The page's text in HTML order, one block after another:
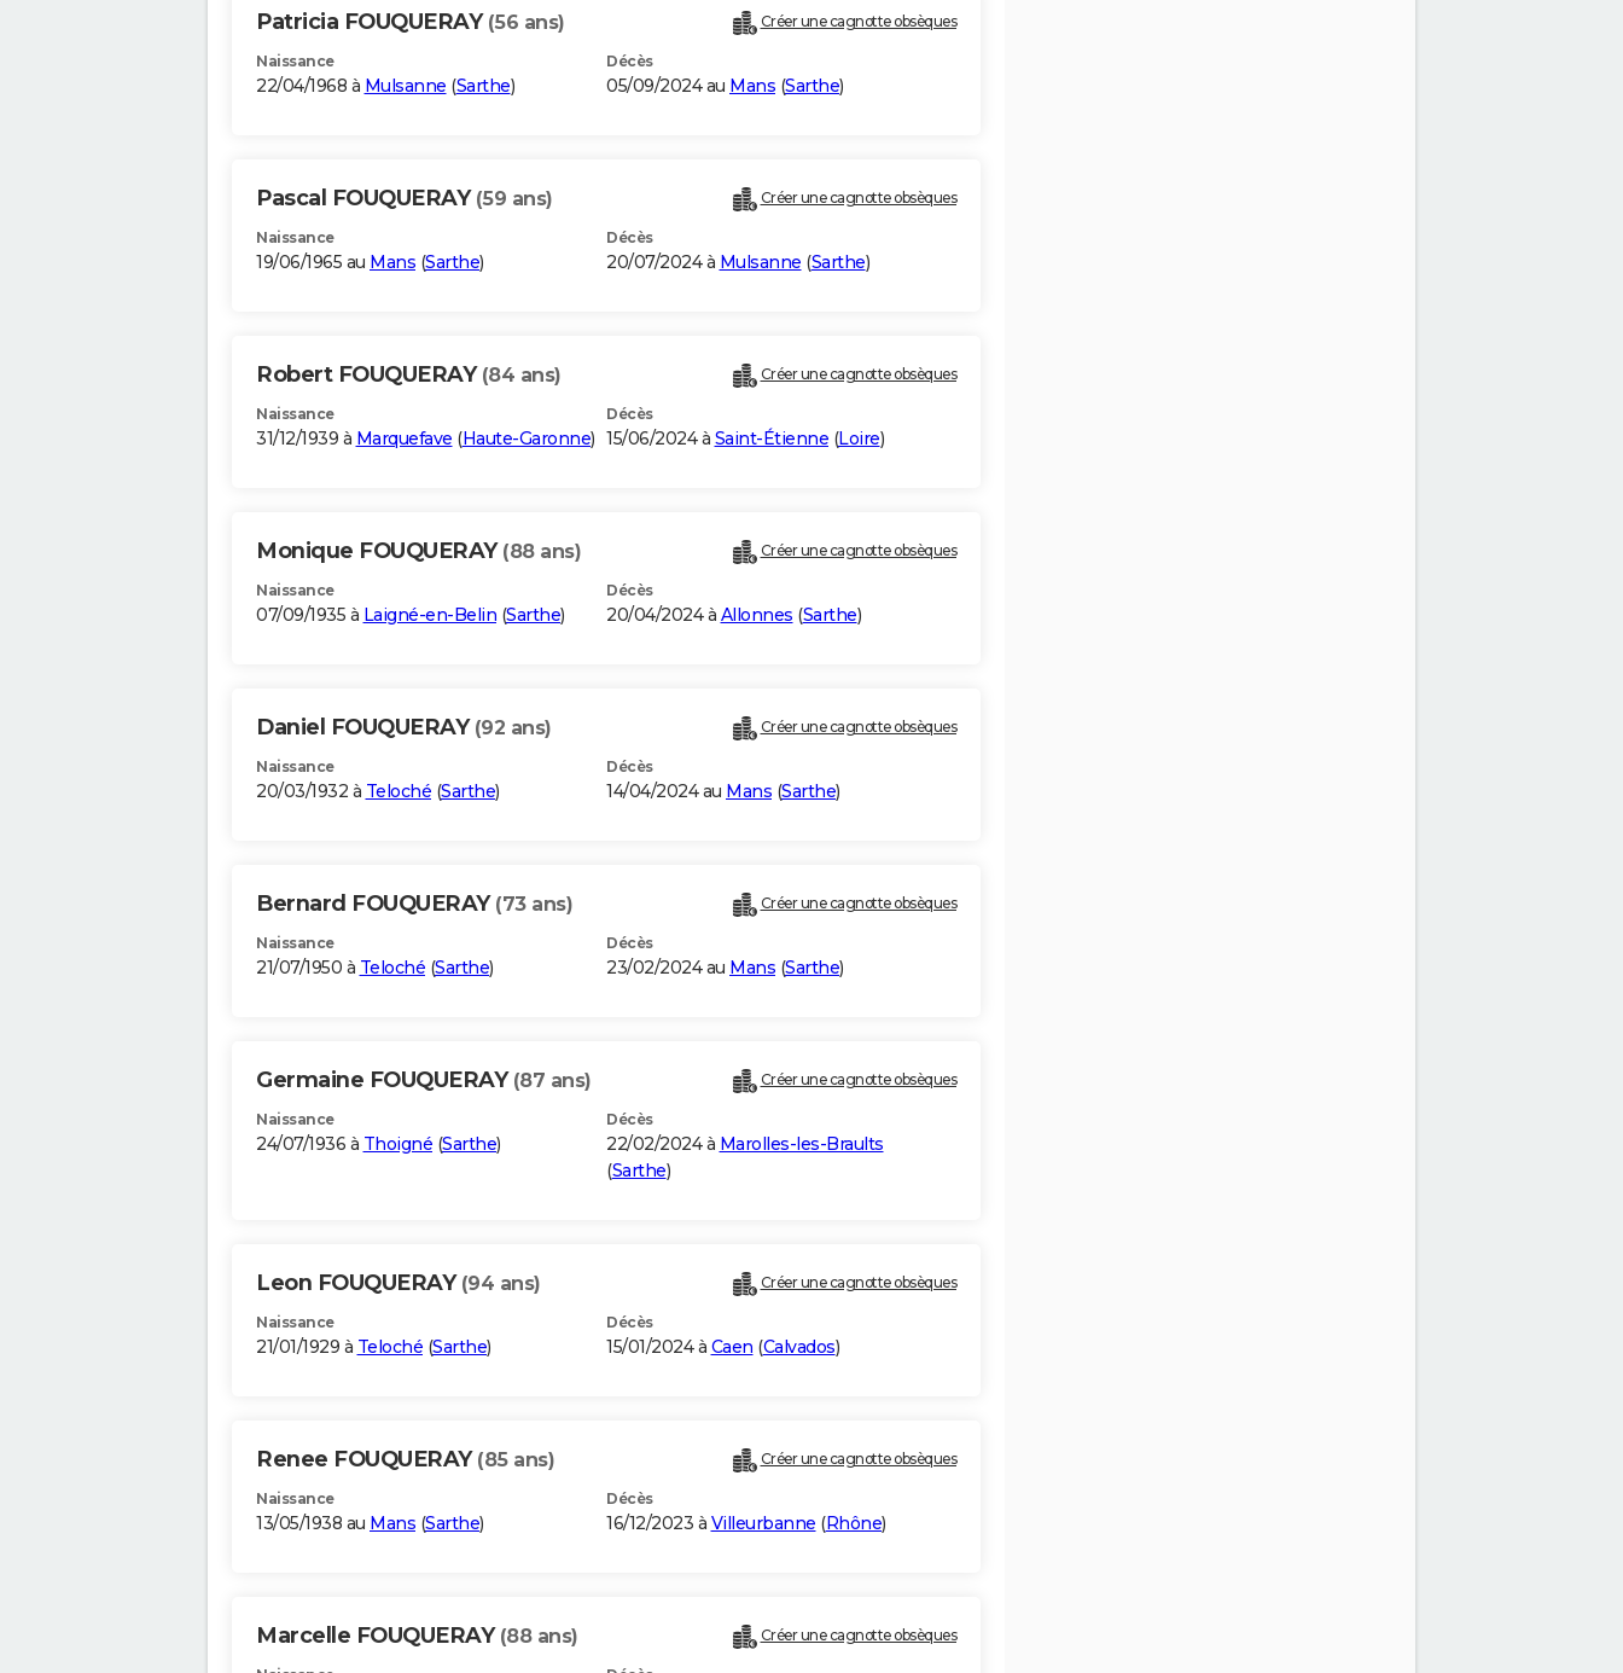
Patricia FOUQUERAY (56 ans) Créer une cagnotte obsèques
Naissance
22/04/1968 à Mulsanne (Sarthe)
Décès
05/09/2024 au Mans (Sarthe)
Pascal FOUQUERAY (59 ans) Créer une cagnotte obsèques
Naissance
19/06/1965 au Mans (Sarthe)
Décès
20/07/2024 à Mulsanne (Sarthe)
Robert FOUQUERAY (84 ans) Créer une cagnotte obsèques
Naissance
31/12/1939 à Marquefave (Haute-Garonne)
Décès
15/06/2024 à Saint-Étienne (Loire)
Monique FOUQUERAY (88 ans) Créer une cagnotte obsèques
Naissance
07/09/1935 à Laigné-en-Belin (Sarthe)
Décès
20/04/2024 à Allonnes (Sarthe)
Daniel FOUQUERAY (92 ans) Créer une cagnotte obsèques
Naissance
20/03/1932 à Teloché (Sarthe)
Décès
14/04/2024 au Mans (Sarthe)
Bernard FOUQUERAY (73 ans) Créer une cagnotte obsèques
Naissance
21/07/1950 à Teloché (Sarthe)
Décès
23/02/2024 au Mans (Sarthe)
Germaine FOUQUERAY (87 ans) Créer une cagnotte obsèques
Naissance
24/07/1936 à Thoigné (Sarthe)
Décès
22/02/2024 à Marolles-les-Braults
(Sarthe)
Leon FOUQUERAY (94 ans) Créer une cagnotte obsèques
Naissance
21/01/1929 à Teloché (Sarthe)
Décès
15/01/2024 à Caen (Calvados)
Renee FOUQUERAY (85 ans) Créer une cagnotte obsèques
Naissance
13/05/1938 au Mans (Sarthe)
Décès
16/12/2023 à Villeurbanne (Rhône)
Marcelle FOUQUERAY (88 ans) Créer une cagnotte obsèques